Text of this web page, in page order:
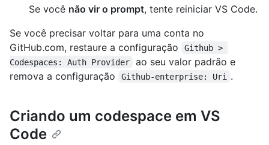
Se você não vir o prompt, tente reiniciar VS Code.
Se você precisar voltar para uma conta no
GitHub.com, restaure a configuração
Github >
Codespaces: Auth Provider
ao seu valor padrão e
remova a configuração
Github-enterprise: Uri .
Criando um codespace em VS
Code